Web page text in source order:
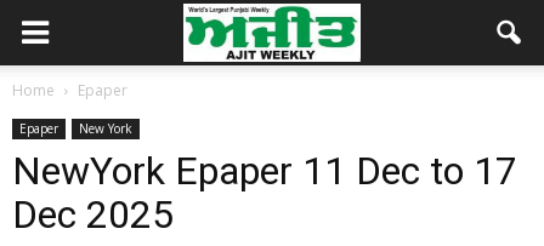
Home Epaper
Epaper New York
NewYork Epaper 11 Dec to 17
Dec 2025